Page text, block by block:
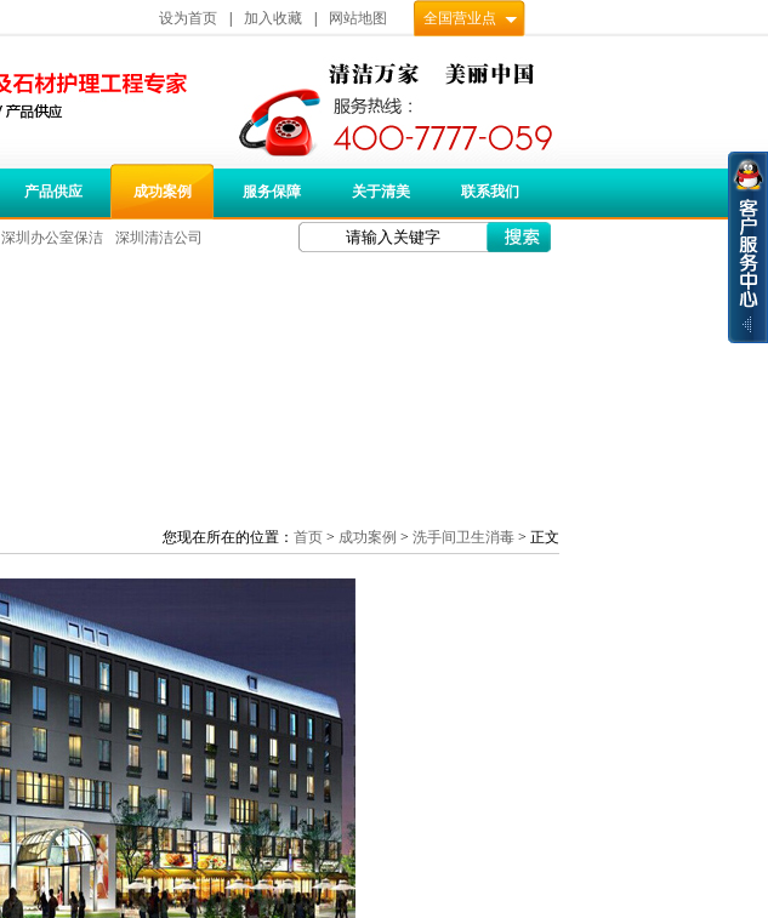
设为首页 加入收藏 网站地图 全国营业点
产品供应 成功案例 服务保障 关于清美 联系我们
深圳办公室保洁 深圳清洁公司
您现在所在的位置： 首页 > 成功案例 > 洗手间卫生消毒 > 正文